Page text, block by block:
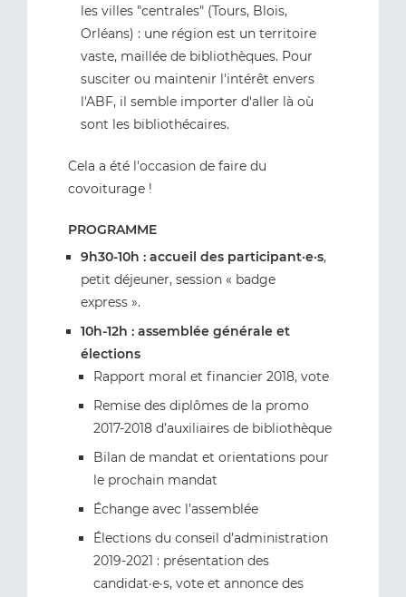
les villes "centrales" (Tours, Blois,
Orléans) : une région est un territoire
vaste, maillée de bibliothèques. Pour
susciter ou maintenir l'intérêt envers
l'ABF, il semble importer d'aller là où
sont les bibliothécaires.
Cela a été l'occasion de faire du
covoiturage !
PROGRAMME
9h30-10h : accueil des participant·e·s,
petit déjeuner, session « badge
express ».
10h-12h : assemblée générale et
élections
Rapport moral et financier 2018, vote
Remise des diplômes de la promo
2017-2018 d’auxiliaires de bibliothèque
Bilan de mandat et orientations pour
le prochain mandat
Échange avec l’assemblée
Élections du conseil d’administration
2019-2021 : présentation des
candidat·e·s, vote et annonce des